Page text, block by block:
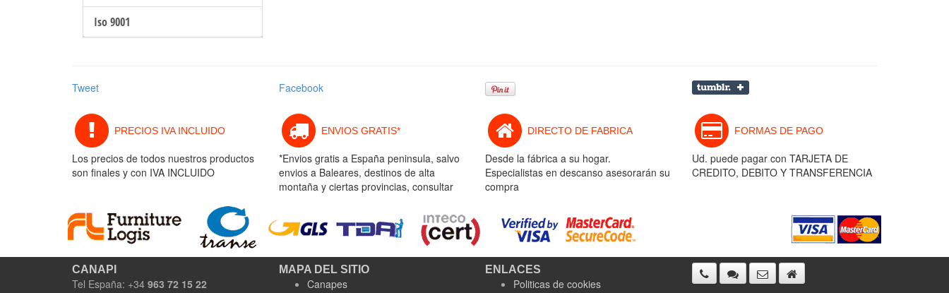
Iso 9001
Tweet Facebook
PRECIOS IVA INCLUIDO
Los precios de todos nuestros productos
son finales y con IVA INCLUIDO
ENVIOS GRATIS*
*Envios gratis a España peninsula, salvo
envios a Baleares, destinos de alta
montaña y ciertas provincias, consultar
DIRECTO DE FABRICA
Desde la fábrica a su hogar.
Especialistas en descanso asesorarán su
compra
FORMAS DE PAGO
Ud. puede pagar con TARJETA DE
CREDITO, DEBITO Y TRANSFERENCIA
CANAPI
Tel España: +34 963 72 15 22
MAPA DEL SITIO
Canapes
ENLACES
Politicas de cookies